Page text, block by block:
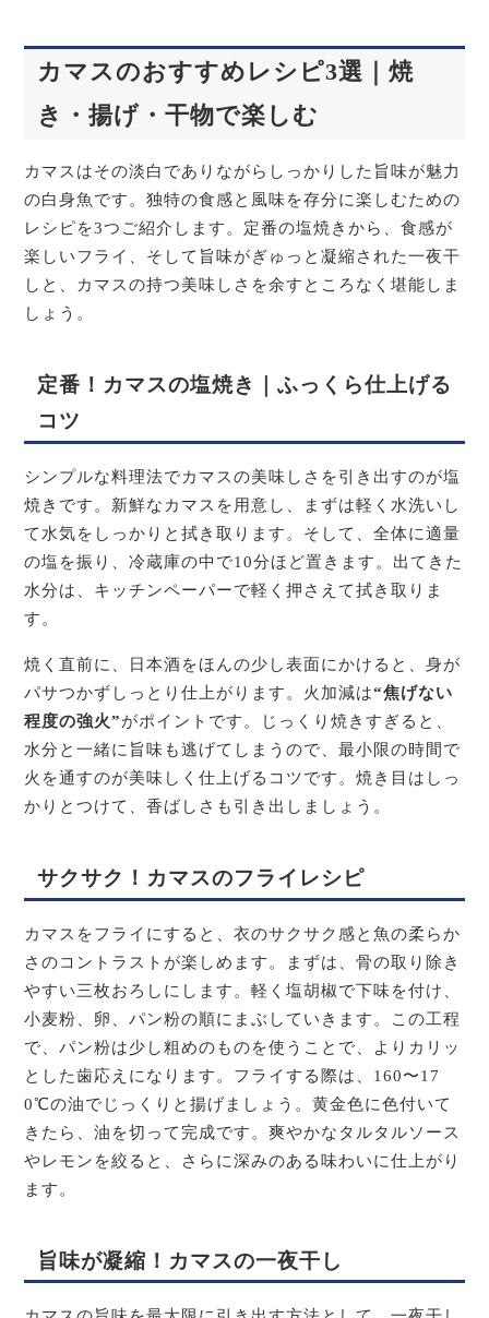
カマスのおすすめレシピ3選｜焼
き・揚げ・干物で楽しむ
カマスはその淡白でありながらしっかりした旨味が魅力
の白身魚です。独特の食感と風味を存分に楽しむための
レシピを3つご紹介します。定番の塩焼きから、食感が
楽しいフライ、そして旨味がぎゅっと凝縮された一夜干
しと、カマスの持つ美味しさを余すところなく堪能しま
しょう。
定番！カマスの塩焼き｜ふっくら仕上げる
コツ
シンプルな料理法でカマスの美味しさを引き出すのが塩
焼きです。新鮮なカマスを用意し、まずは軽く水洗いし
て水気をしっかりと拭き取ります。そして、全体に適量
の塩を振り、冷蔵庫の中で10分ほど置きます。出てきた
水分は、キッチンペーパーで軽く押さえて拭き取りま
す。
焼く直前に、日本酒をほんの少し表面にかけると、身が
パサつかずしっとり仕上がります。火加減は“焦げない
程度の強火”がポイントです。じっくり焼きすぎると、
水分と一緒に旨味も逃げてしまうので、最小限の時間で
火を通すのが美味しく仕上げるコツです。焼き目はしっ
かりとつけて、香ばしさも引き出しましょう。
サクサク！カマスのフライレシピ
カマスをフライにすると、衣のサクサク感と魚の柔らか
さのコントラストが楽しめます。まずは、骨の取り除き
やすい三枚おろしにします。軽く塩胡椒で下味を付け、
小麦粉、卵、パン粉の順にまぶしていきます。この工程
で、パン粉は少し粗めのものを使うことで、よりカリッ
とした歯応えになります。フライする際は、160〜17
0℃の油でじっくりと揚げましょう。黄金色に色付いて
きたら、油を切って完成です。爽やかなタルタルソース
やレモンを絞ると、さらに深みのある味わいに仕上がり
ます。
旨味が凝縮！カマスの一夜干し